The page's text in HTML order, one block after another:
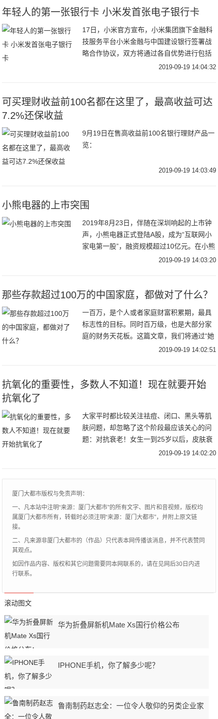
年轻人的第一张银行卡 小米发首张电子银行卡
17日，小米官方宣布，小米集团旗下金融科
技服务平台小米金融与中国建设银行签署战
略合作协议，双方将通过各自优势进行包括
结算、支付、消费金融、理财与基金、电子
2019-09-19 14:04:32
可买理财收益前100名都在这里了，最高收益可达
7.2%还保收益
9月19日在售高收益前100名银行理财产品一
览：
2019-09-19 14:03:49
小熊电器的上市突围
2019年8月23日，伴随在深圳响起的上市钟
声，小熊电器正式登陆A股，成为“互联网小
家电第一股”，融资规模超过10亿元。在小熊
电器的主营业务中，2018年厨房小家电营收
2019-09-19 14:03:20
那些存款超过100万的中国家庭，都做对了什么？
一百万，是个人或者家庭财富积累期，最具
标志性的目标。同时百万级，也是大部分家
庭的财务天花板。这篇文章，我们将通过“她
理财”社区积累的200多个真实故事，和数万
2019-09-19 14:02:51
抗氧化的重要性，多数人不知道！现在就要开始
抗氧化了
大家平时都比较关注祛痘、闭口、黑头等肌
肤问题，却忽略了这个阶段最应该关心的问
题：对抗衰老！女生一到25岁以后，皮肤衰
老氧化的快。最明显的表现就是皮肤暗黄，
2019-09-19 14:02:20
厦门大都市版权与免责声明：
一、凡本站中注明“来源：厦门大都市”的所有文字、图片和音视频，版权均
属厦门大都市所有，转载时必须注明“来源：厦门大都市”，并附上原文链
接。
二、凡来源非厦门大都市的（作品）只代表本网传播该消息，并不代表赞同
其观点。
如因作品内容、版权和其它问题需要同本网联系的，请在见网后30日内进
行联系。
滚动图文
华为折叠屏新机Mate Xs国行价格公布
IPHONE手机，你了解多少呢？
鲁南制药赵志全：一位令人敬仰的另类企业家